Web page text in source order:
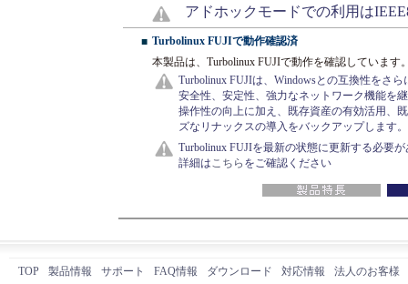
アドホックモードでの利用は
■ Turbolinux FUJIで動作確認済
本製品は、Turbolinux FUJIで動作を確認しています
Turbolinux FUJIは、Windowsとの互換性をさ
安全性、安定性、強力なネットワーク機能を
操作性の向上に加え、既存資産の有効活用、
ズなリナックスの導入をバックアップします。
Turbolinux FUJIを最新の状態に更新する必要
詳細はこちら をご確認ください
TOP 製品情報 サポート FAQ情報 ダウンロード 対応情報 法人のお客様